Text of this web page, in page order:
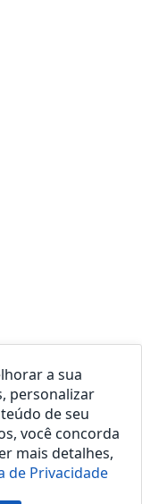
a sua
personalizar
de seu
você concorda
mais detalhes,
de Privacidade